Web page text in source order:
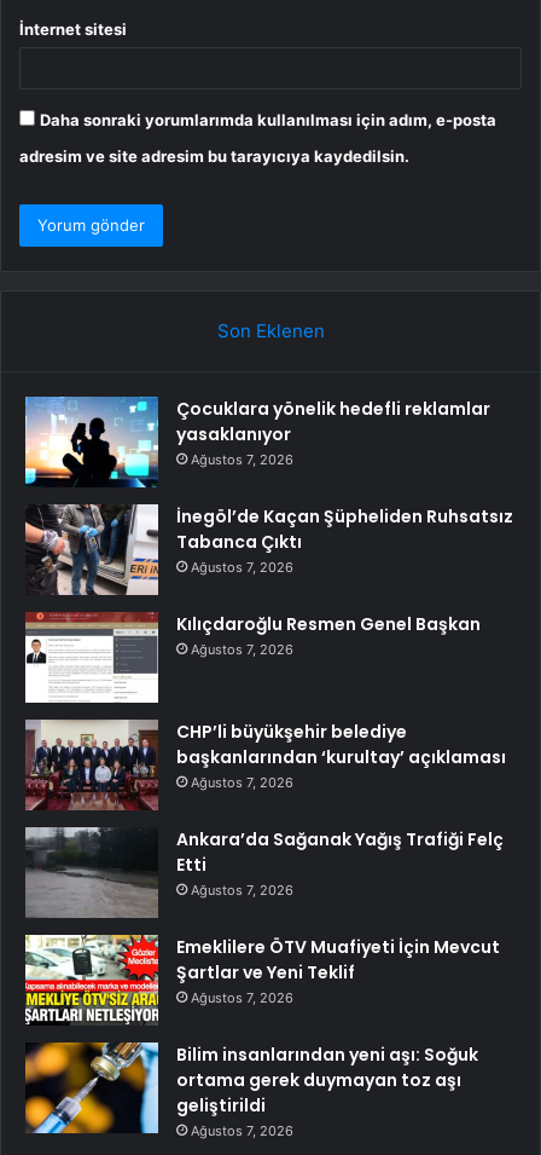
İnternet sitesi
Daha sonraki yorumlarımda kullanılması için adım, e-posta
adresim ve site adresim bu tarayıcıya kaydedilsin.
Son Eklenen
Çocuklara yönelik hedefli reklamlar
yasaklanıyor
Ağustos 7, 2026
İnegöl’de Kaçan Şüpheliden Ruhsatsız
Tabanca Çıktı
Ağustos 7, 2026
Kılıçdaroğlu Resmen Genel Başkan
Ağustos 7, 2026
CHP’li büyükşehir belediye
başkanlarından ‘kurultay’ açıklaması
Ağustos 7, 2026
Ankara’da Sağanak Yağış Trafiği Felç
Etti
Ağustos 7, 2026
Emeklilere ÖTV Muafiyeti İçin Mevcut
Şartlar ve Yeni Teklif
Ağustos 7, 2026
Bilim insanlarından yeni aşı: Soğuk
ortama gerek duymayan toz aşı
geliştirildi
Ağustos 7, 2026